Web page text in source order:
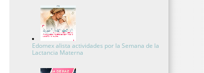
Edomex alista actividades por la Semana de la
Lactancia Materna